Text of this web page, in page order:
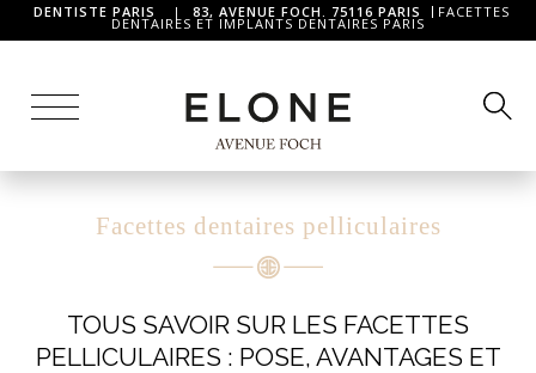
DENTISTE PARIS | 83, AVENUE FOCH. 75116 PARIS FACETTES
DENTAIRES ET IMPLANTS DENTAIRES PARIS
Facettes dentaires pelliculaires
TOUS SAVOIR SUR LES FACETTES
PELLICULAIRES : POSE, AVANTAGES ET